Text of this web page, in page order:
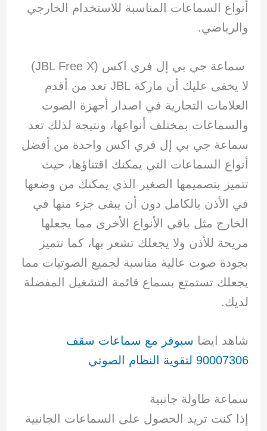
أنواع السماعات المناسبة للاستخدام الخارجي
والرياضي.
سماعة جي بي إل فري اكس (JBL Free X)
لا يخفى عليك أن ماركة JBL تعد من أقدم
العلامات التجارية في اصدار أجهزة الصوت
والسماعات بمختلف أنواعها، ونتيجة لذلك تعد
سماعة جي بي إل فري اكس واحدة من أفضل
أنواع السماعات التي يمكنك اقتناؤها، حيث
تتميز بتصميمها الصغير الذي يمكنك من وضعها
في الأذن بالكامل دون أن يبقى جزء منها في
الخارج مثل باقي الأنواع الأخرى مما يجعلها
مريحة للأذن ولا يجعلك تشعر بها، كما تتميز
بجودة صوت عالية مناسبة لجميع الصوتيات مما
يجعلك تستمتع بسماع قائمة التشغيل المفضلة
لديك.
شاهد ايضا سبوفر مع سماعات سقف
90007306 لتقوية النظام الصوتي
سماعة طاولة جانبية
إذا كنت تريد الحصول على السماعات الجانبية